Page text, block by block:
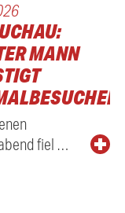
MANN
fiel …